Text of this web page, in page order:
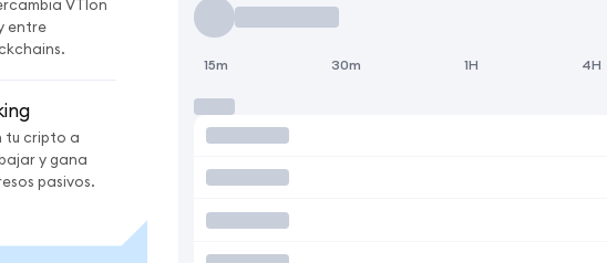
VTIon
entre
tu cripto a
y gana
pasivos.
15m 30m 1H 4H